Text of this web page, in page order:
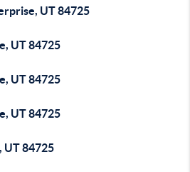
UT 84725
UT 84725
UT 84725
UT 84725
UT 84725